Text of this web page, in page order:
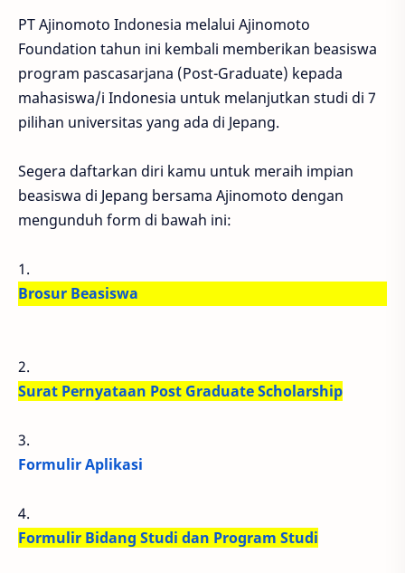
PT Ajinomoto Indonesia melalui Ajinomoto
Foundation tahun ini kembali memberikan beasiswa
program pascasarjana (Post-Graduate) kepada
mahasiswa/i Indonesia untuk melanjutkan studi di 7
pilihan universitas yang ada di Jepang.
Segera daftarkan diri kamu untuk meraih impian
beasiswa di Jepang bersama Ajinomoto dengan
mengunduh form di bawah ini:
1.
Brosur Beasiswa
2.
Surat Pernyataan Post Graduate Scholarship
3.
Formulir Aplikasi
4.
Formulir Bidang Studi dan Program Studi